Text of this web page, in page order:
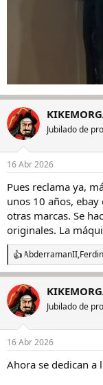
Jubilado de pro
16 Abr 2026
Pues reclama ya,
unos 10 años,
otras marcas. Se
originales. La
R
e
c
c
i
e
:
AbderramanII,
Jubilado de pro
16 Abr 2026
Ahora se dedican a